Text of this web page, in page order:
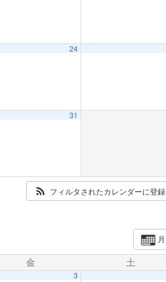
24
31
フィルタされたカレンダーに登録
月
金 土
3